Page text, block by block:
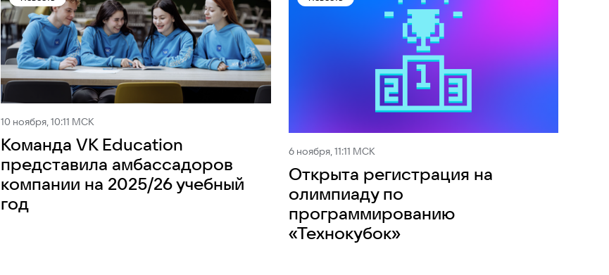
10 ноября, 10:11 МСК
Команда VK Education
представила амбассадоров
компании на 2025/26 учебный
год
6 ноября, 11:11 МСК
Открыта регистрация на
олимпиаду по
программированию
«Технокубок»